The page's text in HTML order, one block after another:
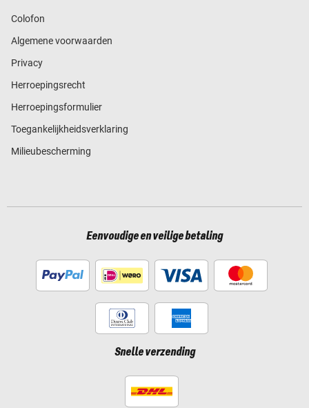
Colofon
Algemene voorwaarden
Privacy
Herroepingsrecht
Herroepingsformulier
Toegankelijkheidsverklaring
Milieubescherming
Eenvoudige en veilige betaling
Snelle verzending